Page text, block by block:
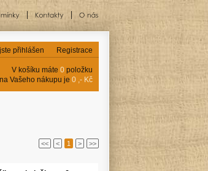
Registrace
přihlášen
V košíku máte 0 položku
Vašeho nákupu je 0 ,- Kč
<< < 1 > >>